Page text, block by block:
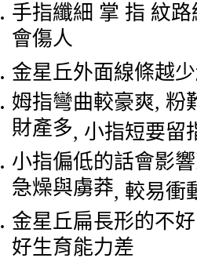
手指纖細 掌 指 紋路
會傷人
金星丘外面線條越
姆指彎曲較豪爽, 粉
財產多, 小指短要留
小指偏低的話會影
急燥與虜莽, 較易衝
金星丘扁長形的不好
好生育能力差